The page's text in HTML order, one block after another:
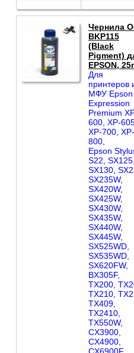
Чернила
BKP115
(Black
Pigment)
EPSON, 25г
Для
принтеров
МФУ Epson
Expression
Premium
600, XP-
XP-700, XP-
800,
Epson
S22, SX125,
SX130,
SX235W,
SX420W,
SX425W,
SX430W,
SX435W,
SX440W,
SX445W,
SX525WD,
SX535WD,
SX620FW,
BX305F,
TX200,
TX210,
TX409,
TX2410,
TX550W,
CX3900,
CX4900,